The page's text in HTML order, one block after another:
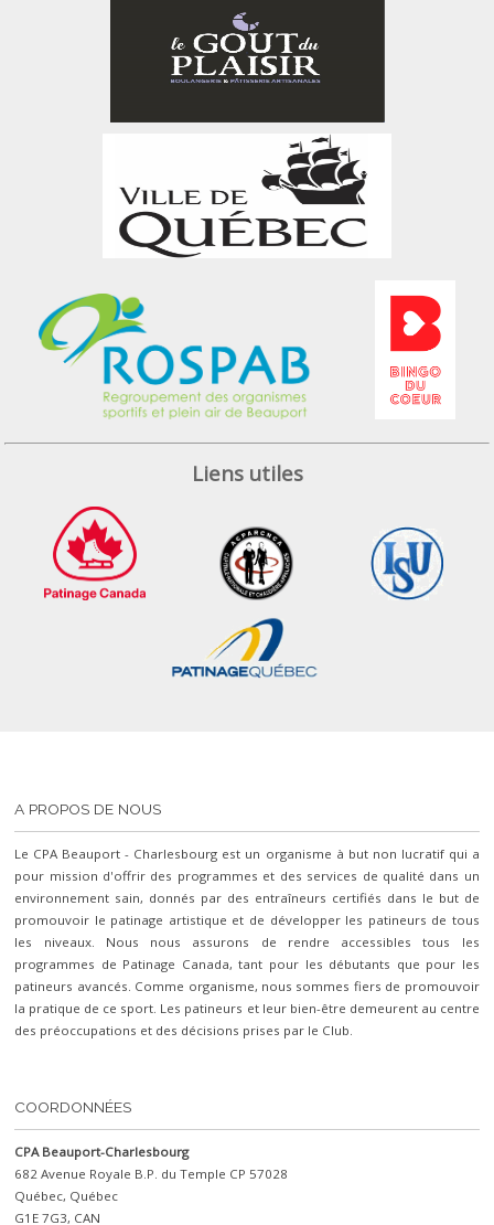
Liens utiles
A PROPOS DE NOUS
Le CPA Beauport - Charlesbourg est un organisme à but non lucratif qui a
pour mission d'offrir des programmes et des services de qualité dans un
environnement sain, donnés par des entraîneurs certifiés dans le but de
promouvoir le patinage artistique et de développer les patineurs de tous
les niveaux. Nous nous assurons de rendre accessibles tous les
programmes de Patinage Canada, tant pour les débutants que pour les
patineurs avancés. Comme organisme, nous sommes fiers de promouvoir
la pratique de ce sport. Les patineurs et leur bien-être demeurent au centre
des préoccupations et des décisions prises par le Club.
COORDONNÉES
CPA Beauport-Charlesbourg
682 Avenue Royale B.P. du Temple CP 57028
Québec, Québec
G1E 7G3, CAN